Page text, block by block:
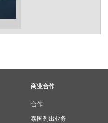
商业合作
合作
泰国列出业务